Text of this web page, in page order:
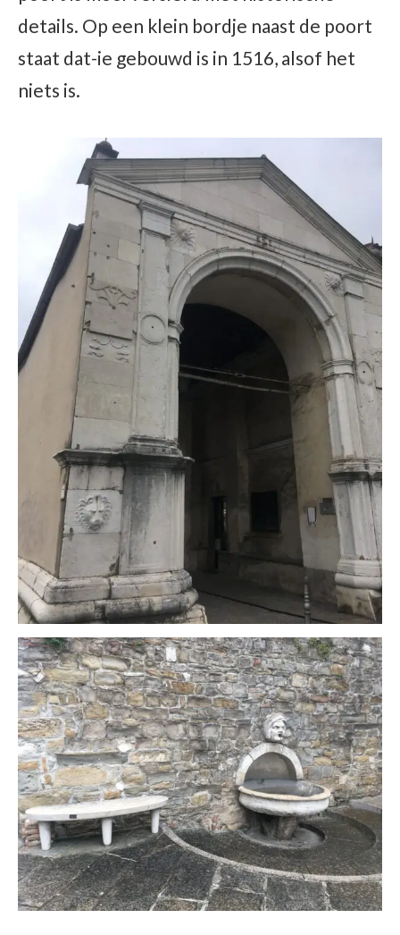
details. Op een klein bordje naast de poort
staat dat-ie gebouwd is in 1516, alsof het
niets is.